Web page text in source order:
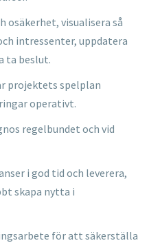
osäkerhet, visualisera så
intressenter, uppdatera
ta beslut.
projektets spelplan
operativt.
regelbundet och vid
i god tid och leverera,
skapa nytta i
för att säkerställa